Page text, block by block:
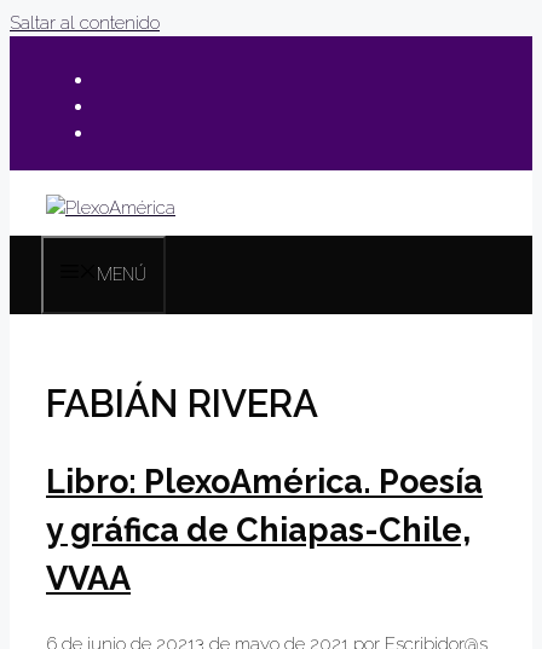
Saltar al contenido
MENÚ
FABIÁN RIVERA
Libro: PlexoAmérica. Poesía
y gráfica de Chiapas-Chile,
VVAA
6 de junio de 20213 de mayo de 2021 por Escribidor@s